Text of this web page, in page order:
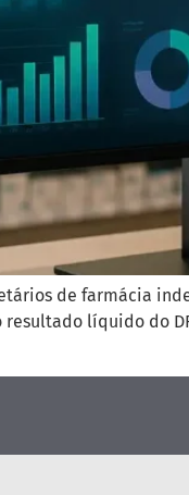
de farmácia
líquido do